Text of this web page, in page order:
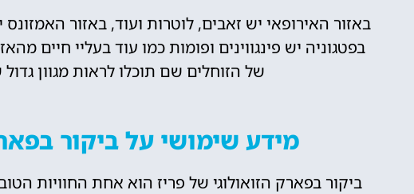
באזור האירופאי יש זאבים, לוטרות ועוד, באזור האמזונס
בפטגוניה יש פינגווינים ופומות כמו עוד בעליי חיים
של הזוחלים שם תוכלו לראות מגוון
מידע שימושי על ביקור
ביקור בפארק הזואולוגי של פריז הוא אחת החוויות